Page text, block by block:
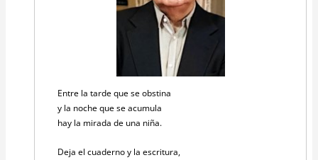
Entre la tarde que se obstina
y la noche que se acumula
hay la mirada de una niña.
Deja el cuaderno y la escritura,